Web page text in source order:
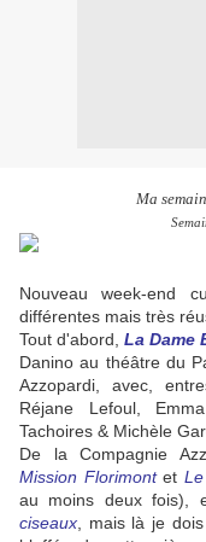
Ma
Nouveau week-end
différentes mais très
Tout d'abord, La Dame
Danino au théâtre du
Azzopardi, avec,
Réjane Lefoul,
Tachoires & Michèle
De la Compagnie
Mission Florimontet
au moins deux fois),
ciseaux , mais là je